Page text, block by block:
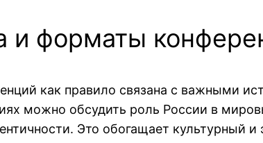
и форматы
как правило связана с важными
можно обсудить роль России в
Это обогащает культурный